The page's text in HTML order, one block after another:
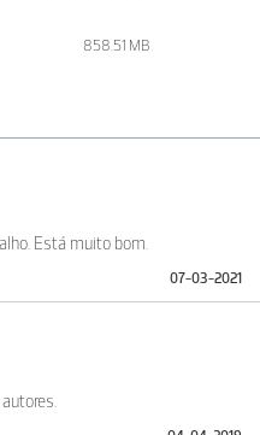
858.51 MB
Está muito bom.
07-03-2021